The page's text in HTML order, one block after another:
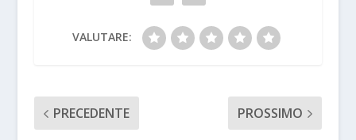
VALUTARE:
PRECEDENTE PROSSIMO